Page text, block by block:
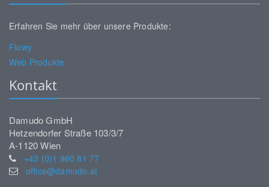
Erfahren Sie mehr über unsere Produkte:
Flowy
Web Produkte
Kontakt
Damudo GmbH
Hetzendorfer Straße 103/3/7
A-1120 Wien
+43 (0)1 960 81 77
office@damudo.at